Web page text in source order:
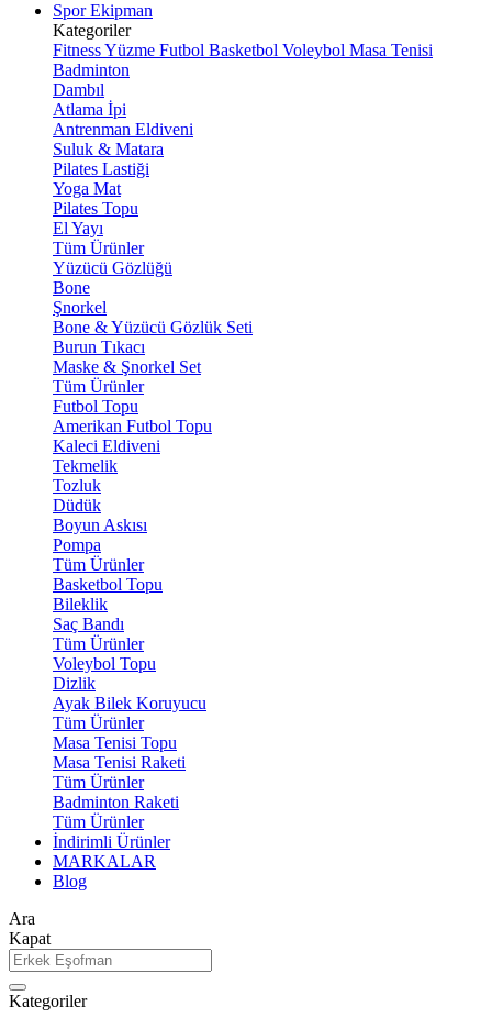
Spor Ekipman
Kategoriler
FitnessYüzme Futbol Basketbol Voleybol Masa Tenisi
Badminton
Dambıl
Atlama İpi
Antrenman Eldiveni
Suluk & Matara
Pilates Lastiği
Yoga Mat
Pilates Topu
El Yayı
Tüm Ürünler
Yüzücü Gözlüğü
Bone
Şnorkel
Bone & Yüzücü Gözlük Seti
Burun Tıkacı
Maske & Şnorkel Set
Tüm Ürünler
Futbol Topu
Amerikan Futbol Topu
Kaleci Eldiveni
Tekmelik
Tozluk
Düdük
Boyun Askısı
Pompa
Tüm Ürünler
Basketbol Topu
Bileklik
Saç Bandı
Tüm Ürünler
Voleybol Topu
Dizlik
Ayak Bilek Koruyucu
Tüm Ürünler
Masa Tenisi Topu
Masa Tenisi Raketi
Tüm Ürünler
Badminton Raketi
Tüm Ürünler
İndirimli Ürünler
MARKALAR
Blog
Ara
Kapat
Kategoriler